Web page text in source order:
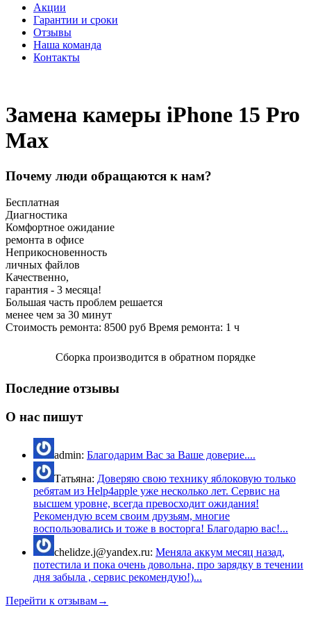
Акции
Гарантии и сроки
Отзывы
Наша команда
Контакты
Замена камеры iPhone 15 Pro
Max
Почему люди обращаются к нам?
Бесплатная
Диагностика
Комфортное ожидание
ремонта в офисе
Неприкосновенность
личных файлов
Качественно,
гарантия - 3 месяца!
Большая часть проблем решается
менее чем за 30 минут
Стоимость ремонта: 8500 руб Время ремонта: 1 ч
Сборка производится в обратном порядке
Последние отзывы
О нас пишут
admin: Благодарим Вас за Ваше доверие....
Татьяна: Доверяю свою технику яблоковую только
ребятам из Help4apple уже несколько лет. Сервис на
высшем уровне, всегда превосходит ожидания!
Рекомендую всем своим друзьям, многие
воспользовались и тоже в восторга! Благодарю вас!...
chelidze.j@yandex.ru: Меняла аккум месяц назад,
потестила и пока очень довольна, про зарядку в течении
дня забыла , сервис рекомендую!)...
Перейти к отзывам→